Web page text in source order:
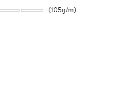
(105g/m)